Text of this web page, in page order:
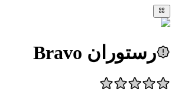
رستوران Bravo